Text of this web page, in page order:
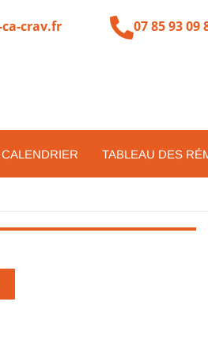
crav.fr 07 85 93 09
CALENDRIER TABLEAU DES